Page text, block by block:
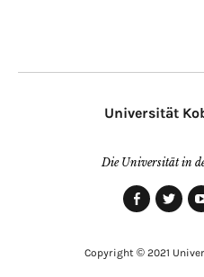
Universität
Die Universität in
Copyright © 2021